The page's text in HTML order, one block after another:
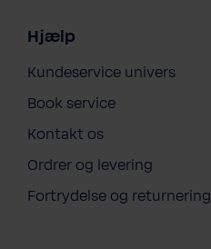
Hjælp
Kundeservice univers
Book service
Kontakt os
Ordrer og levering
Fortrydelse og returnering